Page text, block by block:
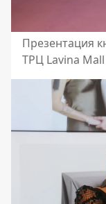
Презентация
ТРЦ Lavina Mall